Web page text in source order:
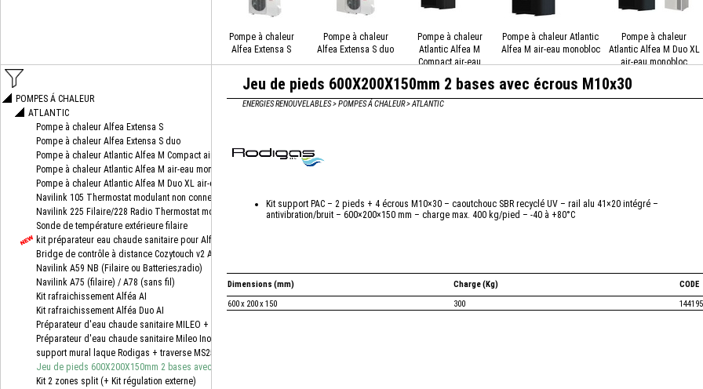
Pompe à chaleur
Alfea Extensa S
Pompe à chaleur
Alfea Extensa S duo
Pompe à chaleur
Atlantic Alfea M
Compact air-eau
Pompe à chaleur Atlantic
Alfea M air-eau monobloc
Pompe à chaleur
Atlantic Alfea M Duo XL
air-eau monobloc